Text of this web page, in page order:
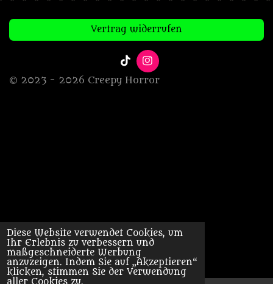
Diese Website verwendet Cookies, um
Ihr Erlebnis zu verbessern und
maßgeschneiderte Werbung
anzuzeigen. Indem Sie auf „Akzeptieren“
klicken, stimmen Sie der Verwendung
aller Cookies zu.
Vertrag widerrufen
T
i
k
I
n
s
© 2023 - 2026 Creepy Horror